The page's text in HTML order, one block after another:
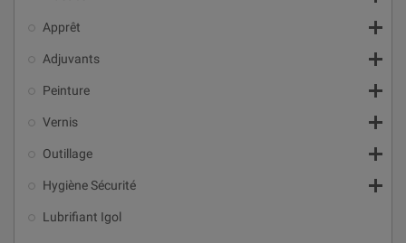
Apprêt 
Adjuvants 
Peinture 
Vernis 
Outillage 
Hygiène Sécurité 
Lubrifiant Igol